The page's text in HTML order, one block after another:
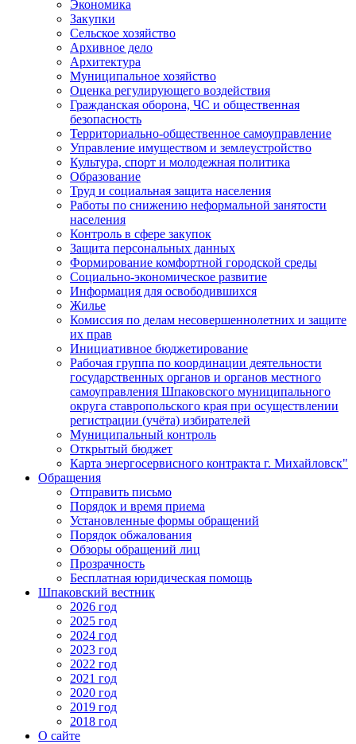
Экономика
Закупки
Сельское хозяйство
Архивное дело
Архитектура
Муниципальное хозяйство
Оценка регулирующего воздействия
Гражданская оборона, ЧС и общественная
безопасность
Территориально-общественное самоуправление
Управление имуществом и землеустройство
Культура, спорт и молодежная политика
Образование
Труд и социальная защита населения
Работы по снижению неформальной занятости
населения
Контроль в сфере закупок
Защита персональных данных
Формирование комфортной городской среды
Социально-экономическое развитие
Информация для освободившихся
Жилье
Комиссия по делам несовершеннолетних и защите
их прав
Инициативное бюджетирование
Рабочая группа по координации деятельности
государственных органов и органов местного
самоуправления Шпаковского муниципального
округа ставропольского края при осуществлении
регистрации (учёта) избирателей
Муниципальный контроль
Открытый бюджет
Карта энергосервисного контракта г. Михайловск"
Обращения
Отправить письмо
Порядок и время приема
Установленные формы обращений
Порядок обжалования
Обзоры обращений лиц
Прозрачность
Бесплатная юридическая помощь
Шпаковский вестник
2026 год
2025 год
2024 год
2023 год
2022 год
2021 год
2020 год
2019 год
2018 год
О сайте